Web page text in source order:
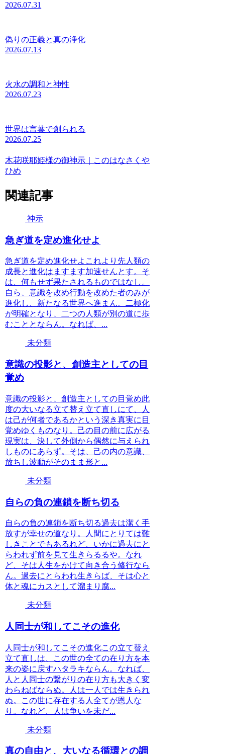
2026.07.31
偽りの正義と真の浄化
2026.07.13
火水の調和と神性
2026.07.23
世界は言葉で創られる
2026.07.25
木花咲耶姫様の御神示｜このはなさくや
ひめ
関連記事
神示
急ぎ道を定め進化せよ
急ぎ道を定め進化せよこれより先人類の
成長と進化はますます加速せんとす。そ
は、何もせず果たされるものではなし。
自ら、意識を改め行動を改めた者のみが
進化し、新たなる世界へ進まん。二極化
が明確となり、二つの人類が別の道に歩
むこととならん。なれば、...
未分類
意識の投影と、創造主としての目
覚め
意識の投影と、創造主としての目覚め此
度の大いなる立て替え立て直しにて、人
は己が何者であるかという深き真実に目
覚めゆくものなり。己の目の前に広がる
現実は、決して外側から偶然に与えられ
しものにあらず。そは、己の内の意識、
放ちし波動がそのまま形と...
未分類
自らの負の連鎖を断ち切る
自らの負の連鎖を断ち切る過去は潔く手
放すが幸せの道なり。人間にとりては難
しきことでもあるれど、いかに過去にと
らわれず前を見て生きらるるや。なれ
ど、そは人生をかけて向き合う修行なら
ん。過去にとらわれ生きらば、そは心と
体と魂にカスとして溜まり腐...
未分類
人同士が和してこその進化
人同士が和してこその進化この立て替え
立て直しは、この世の全ての在り方を本
来の姿に戻すハタラキならん。なれば、
人と人同士の繋がりの在り方も大きく変
わらねばならぬ。人は一人では生きられ
ぬ。この世に存在する人全てが恩人な
り。なれど、人は争いを未だ...
未分類
真の自由と、大いなる循環との調